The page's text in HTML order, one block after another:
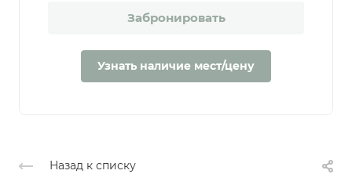
Забронировать
Узнать наличие мест/цену
Назад к списку